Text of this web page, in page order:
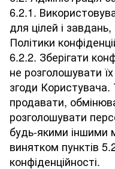
6.2.1.
для цілей і завдань,
Політики
6.2.2. Зберігати
не розголошувати
згоди
продавати,
розголошувати
будь-якими іншими
винятком пунктів
конфіденційності.